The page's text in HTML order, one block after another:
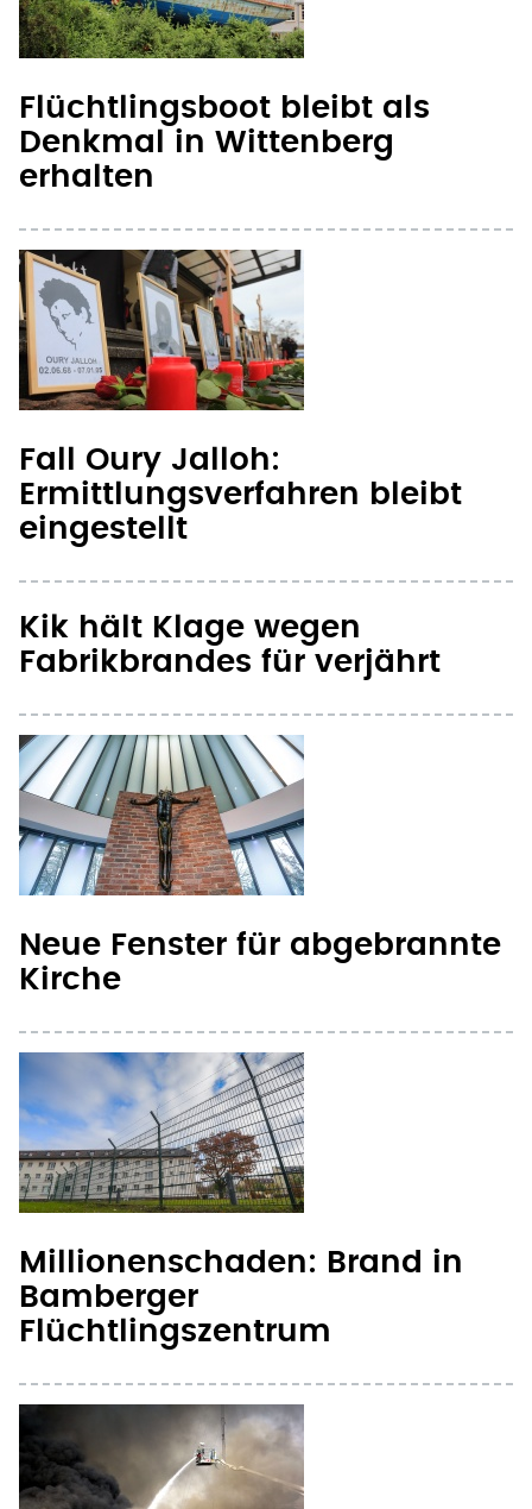
Flüchtlingsboot bleibt als
Denkmal in Wittenberg
erhalten
Fall Oury Jalloh:
Ermittlungsverfahren bleibt
eingestellt
Kik hält Klage wegen
Fabrikbrandes für verjährt
Neue Fenster für abgebrannte
Kirche
Millionenschaden: Brand in
Bamberger
Flüchtlingszentrum